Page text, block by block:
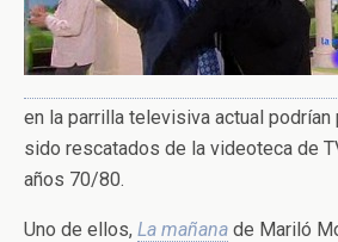
en la parrilla televisiva actual
sido rescatados de la videoteca de
años 70/80.
Uno de ellos, La mañana de Mariló